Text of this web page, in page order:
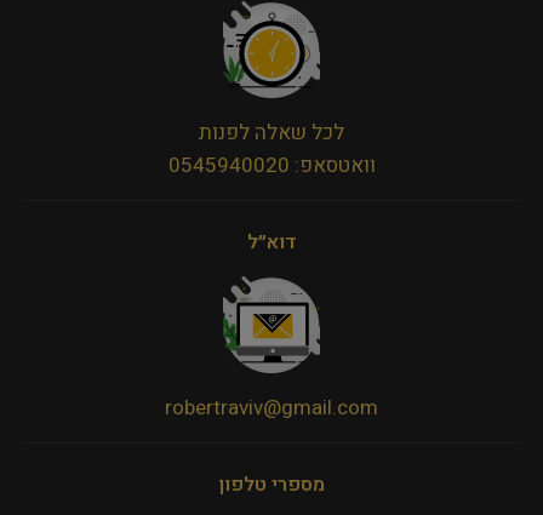
לכל שאלה לפנות
וואטסאפ: 0545940020
דוא״ל
robertraviv@gmail.com
מספרי טלפון